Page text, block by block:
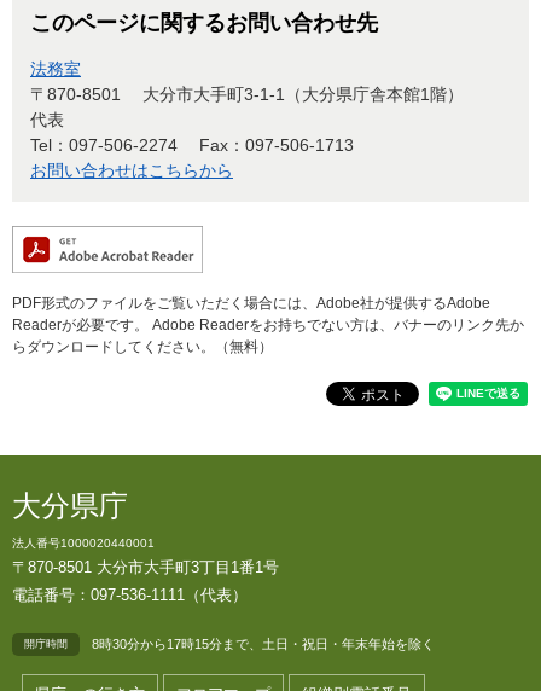
このページに関するお問い合わせ先
法務室
〒870-8501
大分市大手町3-1-1（大分県庁舎本館1階）
代表
Tel：097-506-2274
Fax：097-506-1713
お問い合わせはこちらから
PDF形式のファイルをご覧いただく場合には、Adobe社が提供するAdobe
Readerが必要です。
Adobe Readerをお持ちでない方は、バナーのリンク先か
らダウンロードしてください。（無料）
大分県庁
法人番号1000020440001
〒870-8501 大分市大手町3丁目1番1号
電話番号：097-536-1111（代表）
開庁時間 8時30分から17時15分まで、土日・祝日・年末年始を除く